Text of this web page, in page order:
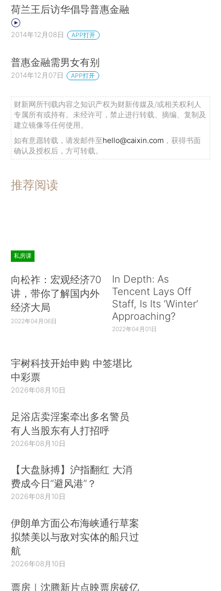
荷兰王后访华倡导普惠金融
2014年12月08日 APP打开
普惠金融需男女有别
2014年12月07日 APP打开
财新网所刊载内容之知识产权为财新传媒及/或相关权利人
专属所有或持有。未经许可，禁止进行转载、摘编、复制及
建立镜像等任何使用。
如有意愿转载，请发邮件至hello@caixin.com ，获得书面
确认及授权后，方可转载。
推荐阅读
私房课
向松祚：宏观经济70
讲，带你了解国内外
经济大局
2022年04月06日
In Depth: As
Tencent Lays Off
Staff, Is Its ‘Winter’
Approaching?
2022年04月01日
宇树科技开始申购 中签堪比
中彩票
2026年08月10日
足浴店卖淫案牵出多名警员
有人当股东有人打招呼
2026年08月10日
【大盘脉搏】沪指翻红 大消
费成今日“避风港”？
2026年08月10日
伊朗单方面公布海峡通行草案
拟禁美以与敌对实体的船只过
航
2026年08月10日
票房｜沈腾新片点映票房破亿